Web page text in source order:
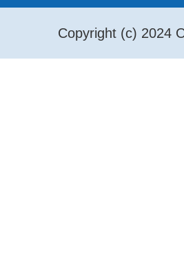
Copyright (c) 2024